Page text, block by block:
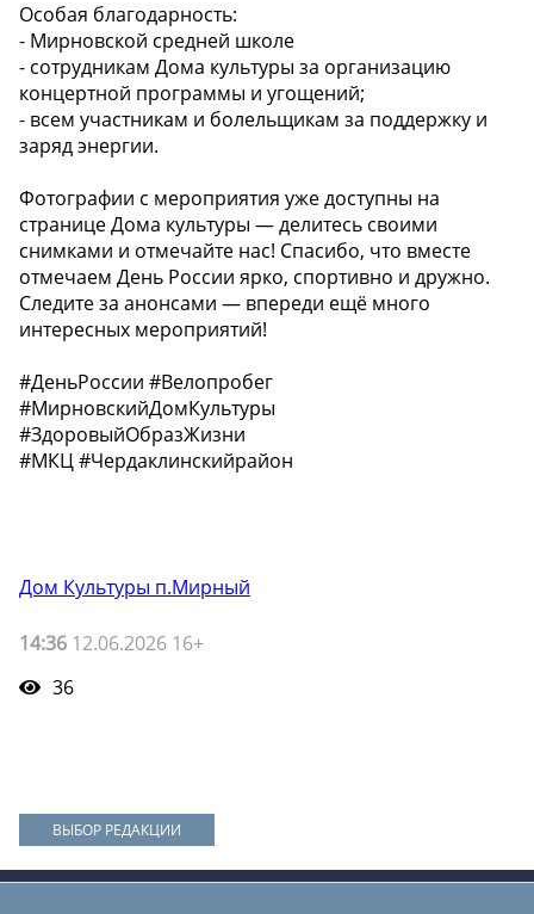
Особая благодарность:
- Мирновской средней школе
- сотрудникам Дома культуры за организацию
концертной программы и угощений;
- всем участникам и болельщикам за поддержку и
заряд энергии.
Фотографии с мероприятия уже доступны на
странице Дома культуры — делитесь своими
снимками и отмечайте нас! Спасибо, что вместе
отмечаем День России ярко, спортивно и дружно.
Следите за анонсами — впереди ещё много
интересных мероприятий!
#ДеньРоссии #Велопробег
#МирновскийДомКультуры
#ЗдоровыйОбразЖизни
#МКЦ #Чердаклинскийрайон
Дом Культуры п.Мирный
14:36 12.06.2026 16+
36
ВЫБОР РЕДАКЦИИ